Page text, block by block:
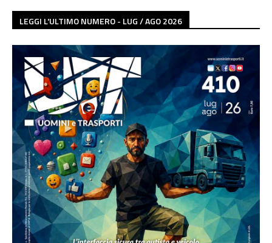
LEGGI L'ULTIMO NUMERO - LUG / AGO 2026